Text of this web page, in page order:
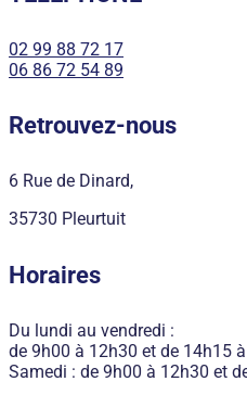
02 99 88 72 17
06 86 72 54 89
Retrouvez-nous
6 Rue de Dinard,
35730 Pleurtuit
Horaires
Du lundi au vendredi :
de 9h00 à 12h30 et de 14h15
Samedi : de 9h00 à 12h30 et